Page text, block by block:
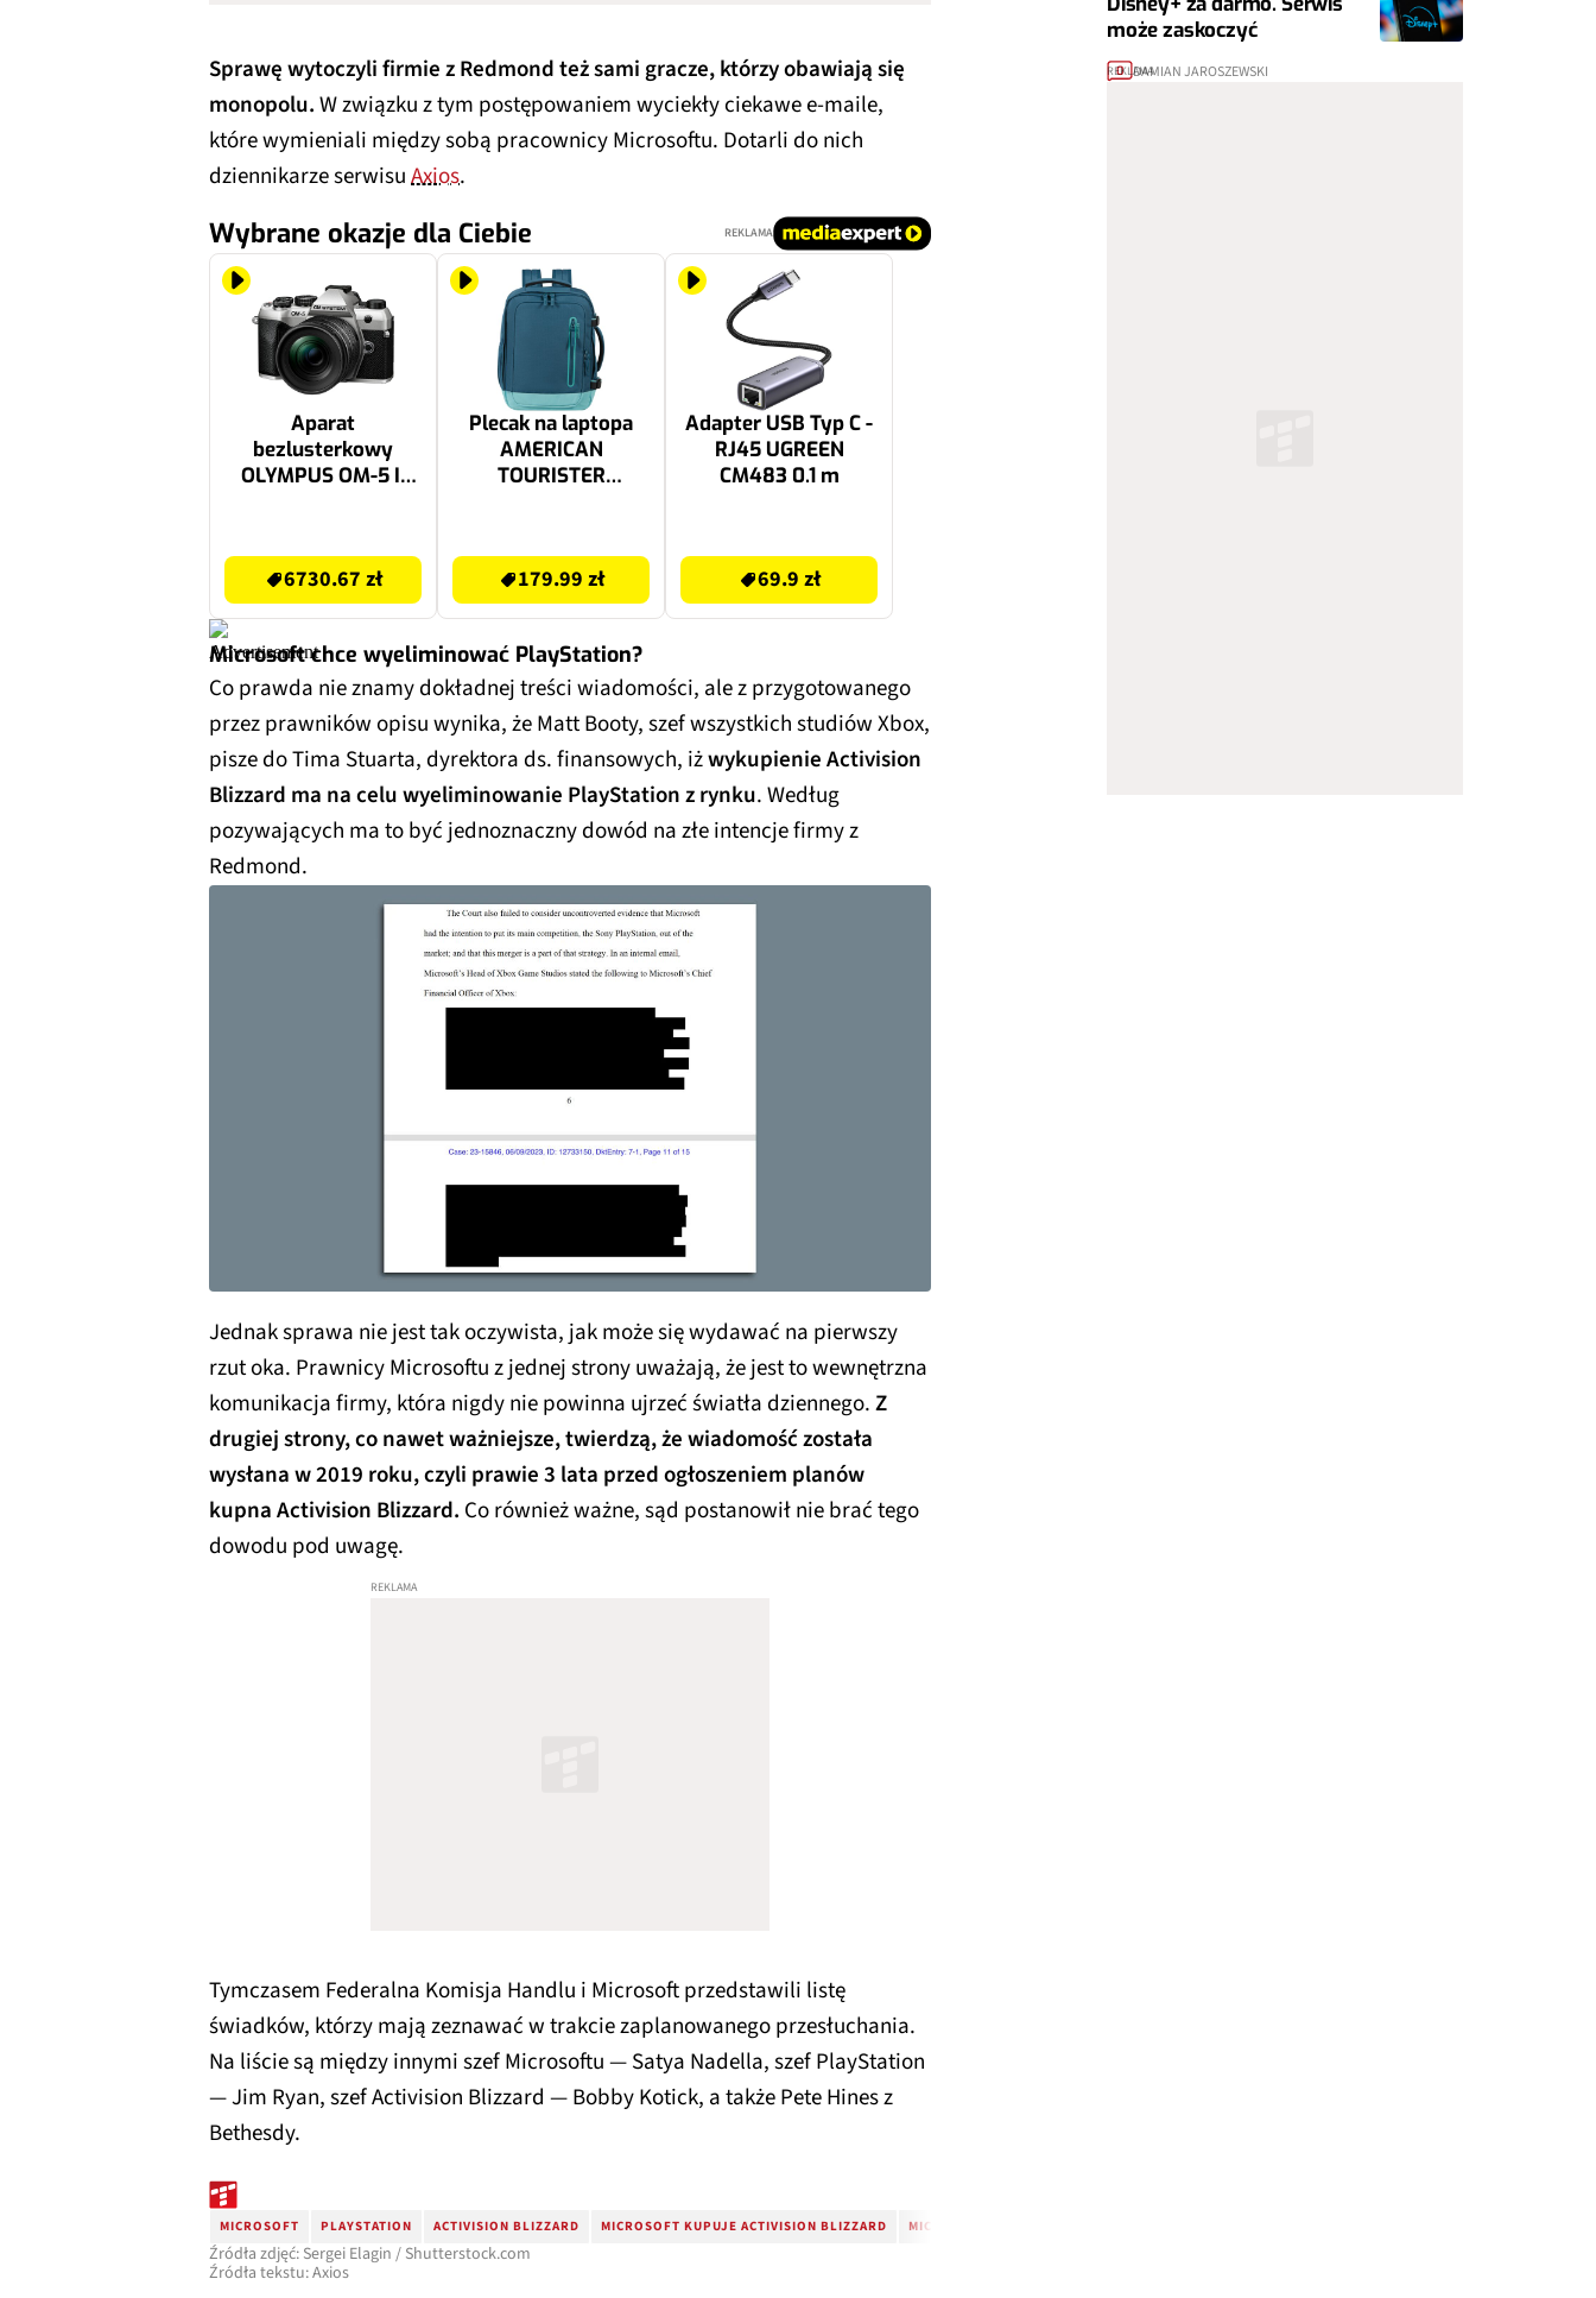
Sprawę wytoczyli firmie z Redmond też sami gracze, którzy obawiają się
monopolu.W związku z tym postępowaniem wyciekły ciekawe e-maile,
które wymieniali między sobą pracownicy Microsoftu. Dotarli do nich
dziennikarze serwisuAxios.
Wybrane okazje dla Ciebie REKLAMA
Aparat
bezlusterkowy
OLYMPUS OM-5 II
Lens Kit, 20.4Mpix,
4K, TruePic IX
6730.67 zł
Plecak na laptopa
AMERICAN
TOURISTER
turkusowy
179.99 zł
Adapter USB Typ C -
RJ45 UGREEN
CM483 0.1 m
69.9 zł
Microsoft chce wyeliminować PlayStation?
Co prawda nie znamy dokładnej treści wiadomości, ale z przygotowanego
przez prawników opisu wynika, że Matt Booty, szef wszystkich studiów Xbox,
pisze do Tima Stuarta, dyrektora ds. finansowych, iżwykupienie Activision
Blizzard ma na celu wyeliminowanie PlayStation z rynku. Według
pozywających ma to być jednoznaczny dowód na złe intencje firmy z
Redmond.
Jednak sprawa nie jest tak oczywista, jak może się wydawać na pierwszy
rzut oka. Prawnicy Microsoftu z jednej strony uważają, że jest to wewnętrzna
komunikacja firmy, która nigdy nie powinna ujrzeć światła dziennego.Z
drugiej strony, co nawet ważniejsze, twierdzą, że wiadomość została
wysłana w 2019 roku, czyli prawie 3 lata przed ogłoszeniem planów
kupna Activision Blizzard. Co również ważne, sąd postanowił nie brać tego
dowodu pod uwagę.
Tymczasem Federalna Komisja Handlu i Microsoft przedstawili listę
świadków, którzy mają zeznawać w trakcie zaplanowanego przesłuchania.
Na liście są między innymi szef Microsoftu — Satya Nadella, szef PlayStation
— Jim Ryan, szef Activision Blizzard — Bobby Kotick, a także Pete Hines z
Bethesdy.
MICROSOFT PLAYSTATION ACTIVISION BLIZZARD MICROSOFT KUPUJE ACTIVISION BLIZZARD MICROSOFT PRZEJMUJE ACTIVISION BLIZZARD
Źródła zdjęć: Sergei Elagin / Shutterstock.com
Źródła tekstu: Axios
może zaskoczyć
0 DAMIAN JAROSZEWSKI